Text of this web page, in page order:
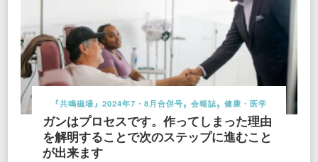
『共鳴磁場』2024年7・8月合併号 会報誌 健康・医学
ガンはプロセスです。作ってしまった理由
を解明することで次のステップに進むこと
が出来ます